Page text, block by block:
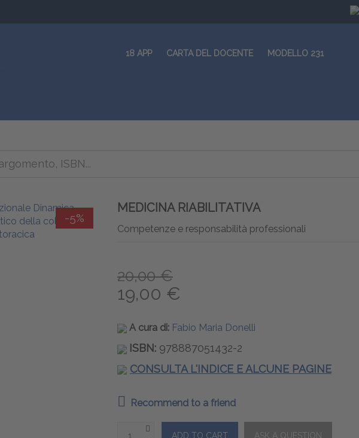
18 APP CARTA DEL DOCENTE MODELLO 231
-5%
MEDICINA RIABILITATIVA
Competenze e responsabilità professionali
20,00 €
19,00 €
A cura di: Fabio Maria Donelli
ISBN: 978887051432-2
CONSULTA L'INDICE E ALCUNE PAGINE
Recommend to a friend